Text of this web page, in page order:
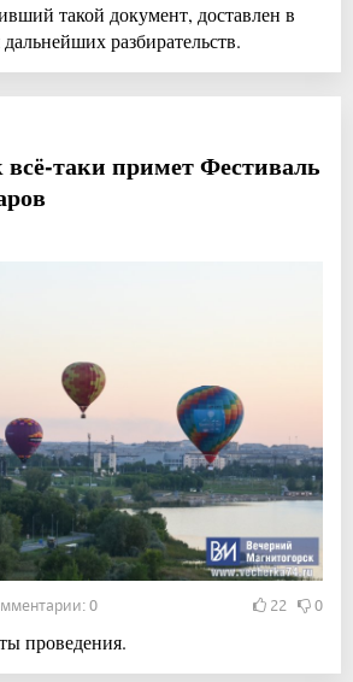
такой документ, доставлен в
разбирательств.
таки примет Фестиваль
0 22 0
проведения.